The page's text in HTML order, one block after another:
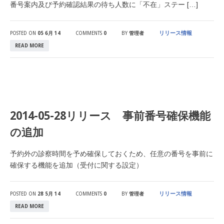
番号案内及び予約確認結果の待ち人数に「不在」ステー […]
POSTED ON 05 6月 14 COMMENTS 0 BY 管理者 リリース情報
READ MORE
2014-05-28リリース 事前番号確保機能
の追加
予約外の診察時間を予め確保しておくため、任意の番号を事前に
確保する機能を追加（受付に関する設定）
POSTED ON 28 5月 14 COMMENTS 0 BY 管理者 リリース情報
READ MORE